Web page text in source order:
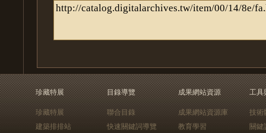
珍藏特展
珍藏特展
建築排排站
目錄導覽
聯合目錄
快速關鍵詞導覽
成果網站資源
成果網站資源庫
教育學習
工具
技術
關鍵